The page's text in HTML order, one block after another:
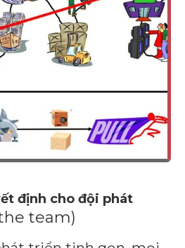
định cho đội phát
team)